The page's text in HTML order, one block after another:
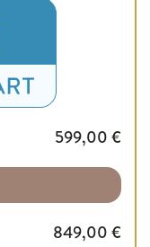
599,00 €
849,00 €